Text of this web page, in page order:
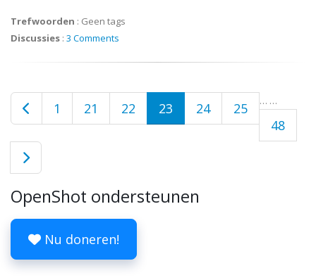
Trefwoorden : Geen tags
Discussies : 3 Comments
1 …
21 22 23 24 25 …
48
OpenShot ondersteunen
Nu doneren!